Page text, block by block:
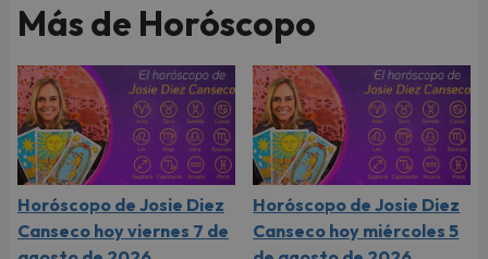
Más de Horóscopo
Horóscopo de Josie Diez
Canseco hoy viernes 7 de
Horóscopo de Josie Diez
Canseco hoy miércoles 5